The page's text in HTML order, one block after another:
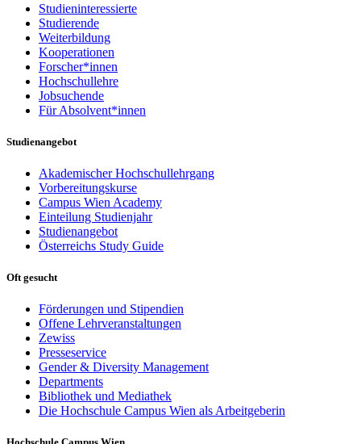
Studieninteressierte
Studierende
Weiterbildung
Kooperationen
Forscher*innen
Hochschullehre
Jobsuchende
Für Absolvent*innen
Studienangebot
Akademischer Hochschullehrgang
Vorbereitungskurse
Campus Wien Academy
Einteilung Studienjahr
Studienangebot
Österreichs Study Guide
Oft gesucht
Förderungen und Stipendien
Offene Lehrveranstaltungen
Zewiss
Presseservice
Gender & Diversity Management
Departments
Bibliothek und Mediathek
Die Hochschule Campus Wien als Arbeitgeberin